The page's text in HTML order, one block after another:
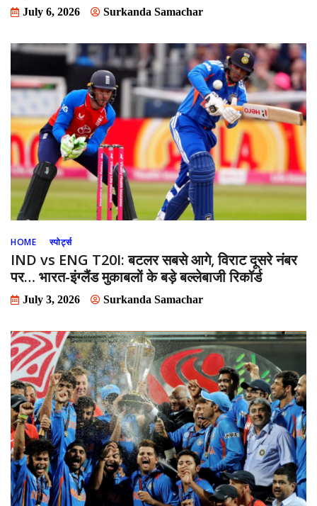
July 6, 2026 Surkanda Samachar
HOME स्पोर्ट्स
IND vs ENG T20I: बटलर सबसे आगे, विराट दूसरे नंबर
पर… भारत-इंग्लैंड मुकाबलों के बड़े बल्लेबाजी रिकॉर्ड
July 3, 2026 Surkanda Samachar